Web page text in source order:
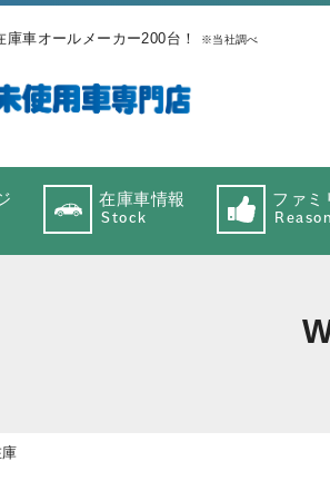
車オールメーカー200台！ ※当社調べ
在庫車情報
Stock
ファミ
Reason